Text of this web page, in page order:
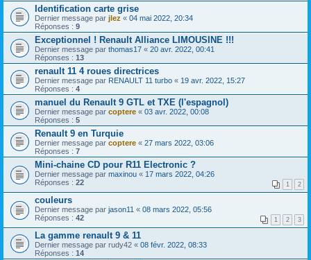
Identification carte grise
Dernier message par jlez « 04 mai 2022, 20:34
Réponses : 9
Exceptionnel ! Renault Alliance LIMOUSINE !!!
Dernier message par thomas17 « 20 avr. 2022, 00:41
Réponses : 13
renault 11 4 roues directrices
Dernier message par RENAULT 11 turbo « 19 avr. 2022, 15:27
Réponses : 4
manuel du Renault 9 GTL et TXE (l'espagnol)
Dernier message par coptere « 03 avr. 2022, 00:08
Réponses : 5
Renault 9 en Turquie
Dernier message par coptere « 27 mars 2022, 03:06
Réponses : 7
Mini-chaine CD pour R11 Electronic ?
Dernier message par maxinou « 17 mars 2022, 04:26
Réponses : 22 1 2
couleurs
Dernier message par jason11 « 08 mars 2022, 05:56
Réponses : 42 1 2 3
La gamme renault 9 & 11
Dernier message par rudy42 « 08 févr. 2022, 08:33
Réponses : 14